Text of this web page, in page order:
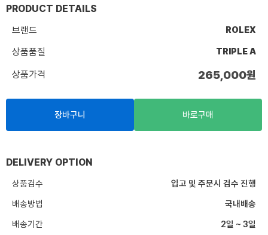
PRODUCT DETAILS
브랜드
ROLEX
상품품질 TRIPLE A
상품가격 265,000원
장바구니 바로구매
DELIVERY OPTION
상품검수
입고 및 주문시 검수 진행
배송방법
국내배송
배송기간
2일 ~ 3일